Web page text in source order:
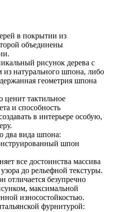
в покрытии из
объединены
рисунок дерева с
натурального шпона, либо
геометрия шпона
ценит тактильное
и способность
в интерьере особую,
два вида шпона:
шпон
все достоинства массива
до рельефной текстуры.
отличается безупречно
максимальной
износостойкостью.
фурнитурой: